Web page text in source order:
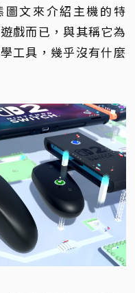
文來介紹主機的特
戲而已，與其稱它為
工具，幾乎沒有什麼